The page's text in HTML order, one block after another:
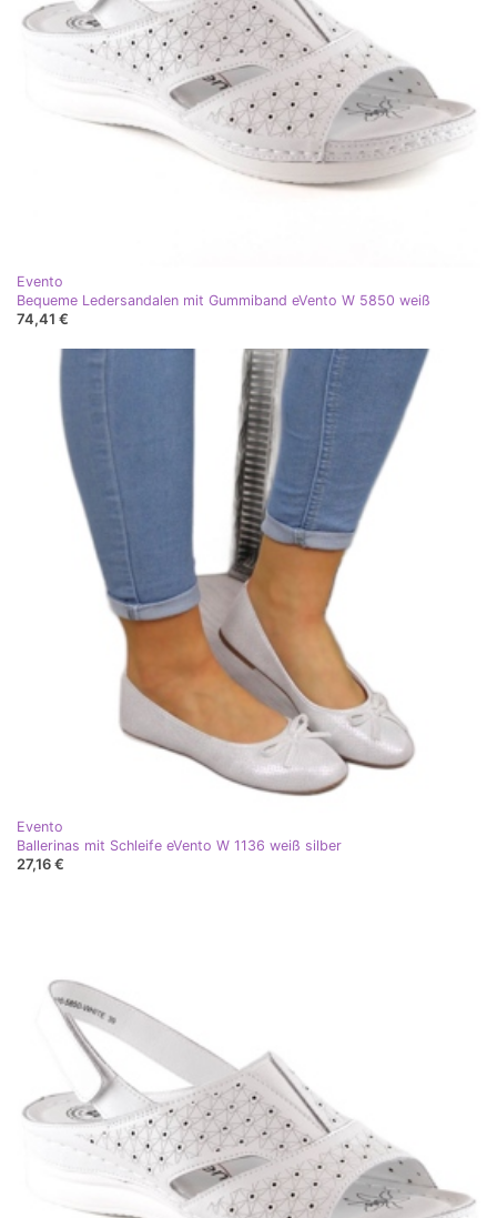
Evento
Bequeme Ledersandalen mit Gummiband eVento W 5850 weiß
74,41 €
Evento
Ballerinas mit Schleife eVento W 1136 weiß silber
27,16 €